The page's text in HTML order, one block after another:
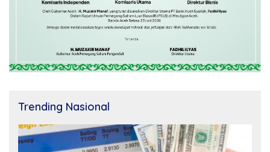
Trending Nasional